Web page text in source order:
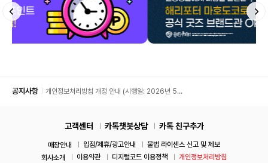
공지사항
개인정보처리방침 개정 안내 (시행일: 2026년 5월
고객센터 카톡챗봇상담 카톡 친구추가
매장안내 입점/제휴/광고안내
불법 라이센스 신고 및 제보
회사소개
이용약관 디지털코드 이용정책 개인정보처리방침